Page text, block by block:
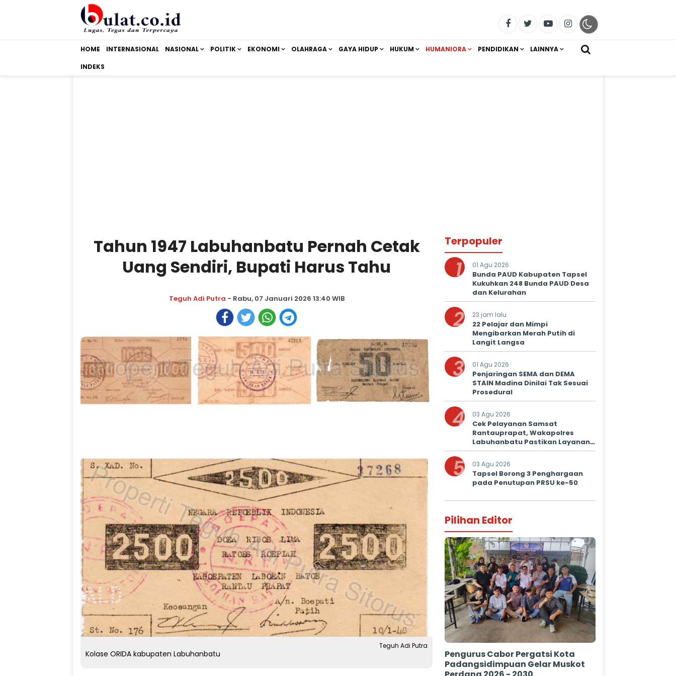
HOME INTERNASIONAL NASIONAL POLITIK EKONOMI OLAHRAGA GAYA HIDUP HUKUM HUMANIORA PENDIDIKAN LAINNYA
INDEKS
Tahun 1947 Labuhanbatu Pernah Cetak
Uang Sendiri, Bupati Harus Tahu
Teguh Adi Putra - Rabu, 07 Januari 2026 13:40 WIB
Teguh Adi Putra
Kolase ORIDA kabupaten Labuhanbatu
Terpopuler
1 01 Agu 2026
Bunda PAUD Kabupaten Tapsel
Kukuhkan 248 Bunda PAUD Desa
dan Kelurahan
2 23 jam lalu
22 Pelajar dan Mimpi
Mengibarkan Merah Putih di
Langit Langsa
3 01 Agu 2026
Penjaringan SEMA dan DEMA
STAIN Madina Dinilai Tak Sesuai
Prosedural
4 03 Agu 2026
Cek Pelayanan Samsat
Rantauprapat, Wakapolres
Labuhanbatu Pastikan Layanan
Prima untuk Masyarakat
5 03 Agu 2026
Tapsel Borong 3 Penghargaan
pada Penutupan PRSU ke-50
Pilihan Editor
Pengurus Cabor Pergatsi Kota
Padangsidimpuan Gelar Muskot